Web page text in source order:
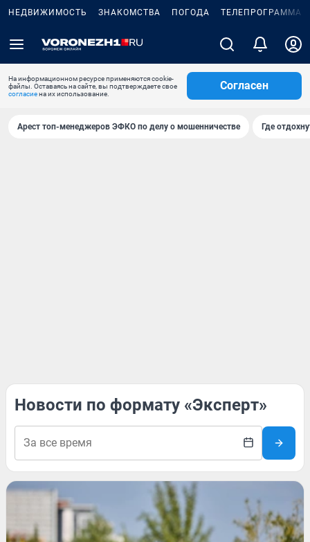
НЕДВИЖИМОСТЬ ЗНАКОМСТВА ПОГОДА ТЕЛЕПРОГРАММА
На информационном ресурсе применяются cookie-
файлы. Оставаясь на сайте, вы подтверждаете свое
согласиена их использование.
Согласен
Арест топ-менеджеров ЭФКО по делу о мошенничестве Где
Новости по формату «Эксперт»